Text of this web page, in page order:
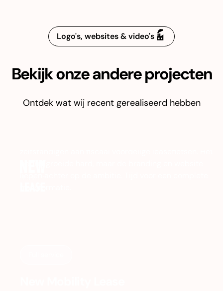
Logo's, websites & video's
Bekijk onze andere projecten
Ontdek wat wij recent gerealiseerd hebben